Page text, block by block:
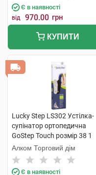
Є в наявності
від 970.00 грн
КУПИТИ
Lucky Step LS302 Устілка-
супінатор ортопедична
GoStep Touch розмір 38 1
пара
Алком Торговий дім
Є в наявності